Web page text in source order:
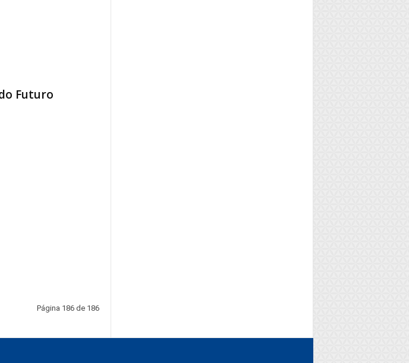
Futuro
Página 186 de 186